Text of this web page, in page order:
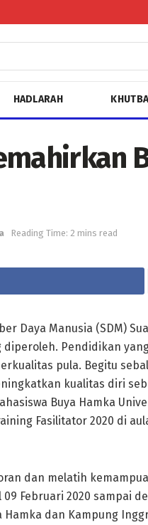
HADLARAH
Reading Time: 2 mins read
Daya Manusia (SDM)
Pendidikan
pula. Begitu
kualitas diri
Buya Hamka
Fasilitator 2020 di
dan melatih
Februari 2020 sampai
dan Kampung